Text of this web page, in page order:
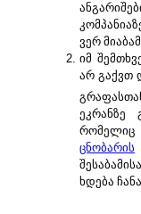
ვერ
იმ
არ გაქვთ
ეკრანზე
ცნობარის
ხდება